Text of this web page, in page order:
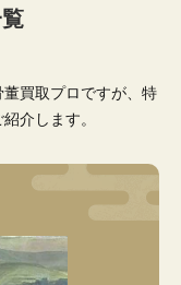
買取プロですが、特
介します。